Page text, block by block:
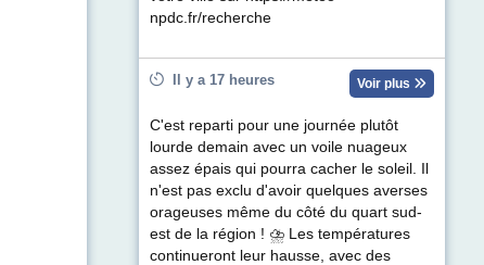
npdc.fr/recherche
Il y a 17 heures Voir plus
C'est reparti pour une journée plutôt
lourde demain avec un voile nuageux
assez épais qui pourra cacher le soleil. Il
n'est pas exclu d'avoir quelques averses
orageuses même du côté du quart sud-
est de la région ! ⛈ Les températures
continueront leur hausse, avec des